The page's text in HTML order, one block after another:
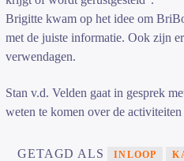
Brigitte kwam op het idee om
met de juiste informatie. Ook zijn
verwendagen.
Stan v.d. Velden gaat in gesprek
weten te komen over de
GETAGD ALS INLOOP